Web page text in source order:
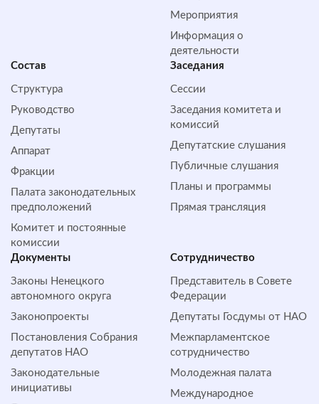
Мероприятия
Информация о
деятельности
Состав
Структура
Руководство
Депутаты
Аппарат
Фракции
Палата законодательных
предположений
Комитет и постоянные
комиссии
Заседания
Сессии
Заседания комитета и
комиссий
Депутатские слушания
Публичные слушания
Планы и программы
Прямая трансляция
Документы
Законы Ненецкого
автономного округа
Законопроекты
Постановления Собрания
депутатов НАО
Законодательные
инициативы
Сотрудничество
Представитель в Совете
Федерации
Депутаты Госдумы от НАО
Межпарламентское
сотрудничество
Молодежная палата
Международное